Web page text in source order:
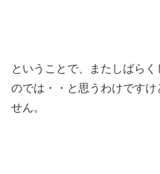
ということで、またしばら
のでは・・と思うわけです
せん。